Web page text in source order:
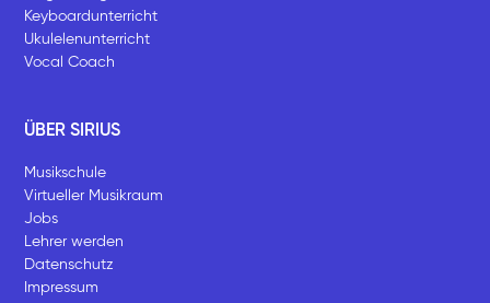
Keyboardunterricht
Ukulelenunterricht
Vocal Coach
ÜBER SIRIUS
Musikschule
Virtueller Musikraum
Jobs
Lehrer werden
Datenschutz
Impressum